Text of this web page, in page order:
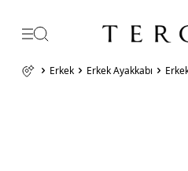
Erkek Erkek Ayakkabı